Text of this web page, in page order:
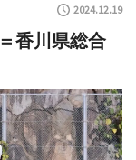
2024.12.19
香川県総合